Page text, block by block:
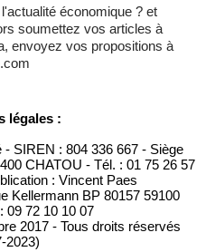
économique ? et
soumettez vos articles à
envoyez vos propositions à
légales :
SIREN : 804 336 667 - Siège
CHATOU - Tél. : 01 75 26 57
: Vincent Paes
Kellermann BP 80157 59100
09 72 10 10 07
2017 - Tous droits réservés
2023)